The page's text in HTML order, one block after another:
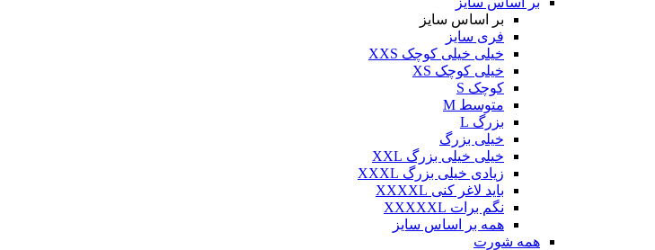
بر اساس سایز
فری سایز
خیلی خیلی کوچک XXS
خیلی کوچک XS
کوچک S
متوسط M
بزرگ L
خیلی بزرگ
خیلی خیلی بزرگ XXL
زیادی خیلی بزرگ XXXL
باید لاغر کنی XXXXL
نگم برات XXXXXL
همه بر اساس سایز
همه شورت